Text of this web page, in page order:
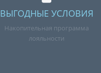
ВЫГОДНЫЕ УСЛОВИЯ
Накопительная программа
лояльности